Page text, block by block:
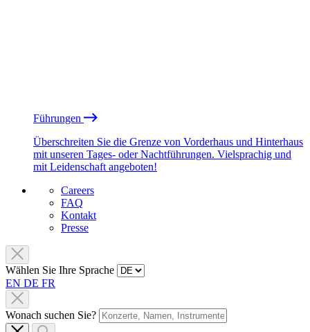
Führungen
Überschreiten Sie die Grenze von Vorderhaus und Hinterhaus
mit unseren Tages- oder Nachtführungen. Vielsprachig und
mit Leidenschaft angeboten!
Careers
FAQ
Kontakt
Presse
Wählen Sie Ihre Sprache
EN DE FR
Wonach suchen Sie?